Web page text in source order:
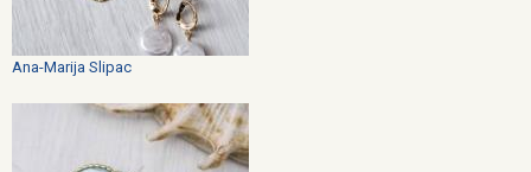
Ana-Marija Slipac